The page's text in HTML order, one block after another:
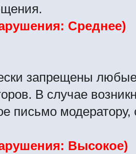
Среднее)
запрещены
В случае
письмо
Высокое)